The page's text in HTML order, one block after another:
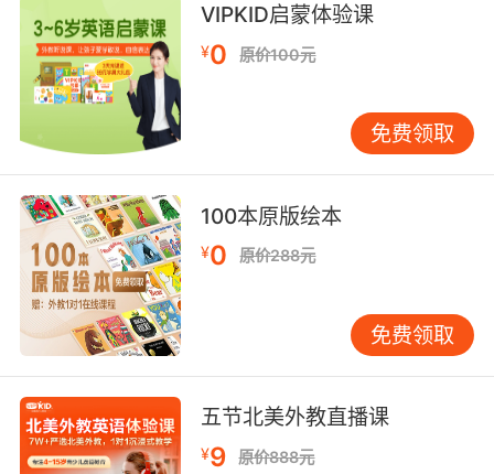
8. I need a full metal jacket cartridge.
我需要一个全金属外壳的子弹
9. I, uh, worked on the sealing cartridge and
gasket.
我负责设计其中的密封圈和垫圈
10. But when I got there, I forgot what
cartridge we use, so then I called your father.
但我到了后 忘了我们用的是什么墨盒 我就给 爸
VIPKID启蒙体验课
¥0 原价100元
免费领取
100本原版绘本
¥0 原价288元
免费领取
五节北美外教直播课
¥9 原价888元